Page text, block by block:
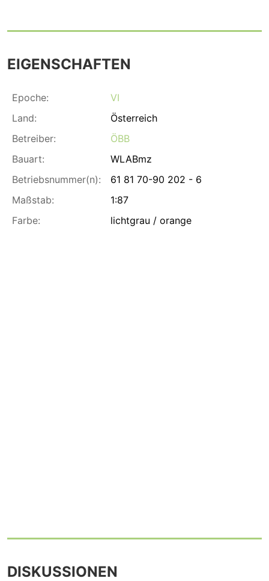
EIGENSCHAFTEN
Epoche:
VI
Land:
Österreich
Betreiber:
ÖBB
Bauart:
WLABmz
Betriebsnummer(n):
61 81 70-90 202 - 6
Maßstab:
1:87
Farbe:
lichtgrau / orange
DISKUSSIONEN